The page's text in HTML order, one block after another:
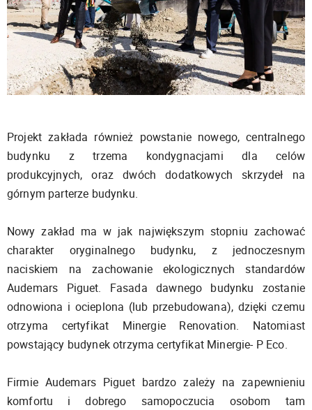
Projekt zakłada również powstanie nowego, centralnego
budynku z trzema kondygnacjami dla celów
produkcyjnych, oraz dwóch dodatkowych skrzydeł na
górnym parterze budynku.
Nowy zakład ma w jak największym stopniu zachować
charakter oryginalnego budynku, z jednoczesnym
naciskiem na zachowanie ekologicznych standardów
Audemars Piguet. Fasada dawnego budynku zostanie
odnowiona i ocieplona (lub przebudowana), dzięki czemu
otrzyma certyfikat Minergie Renovation. Natomiast
powstający budynek otrzyma certyfikat Minergie- P Eco.
Firmie Audemars Piguet bardzo zależy na zapewnieniu
komfortu i dobrego samopoczucia osobom tam